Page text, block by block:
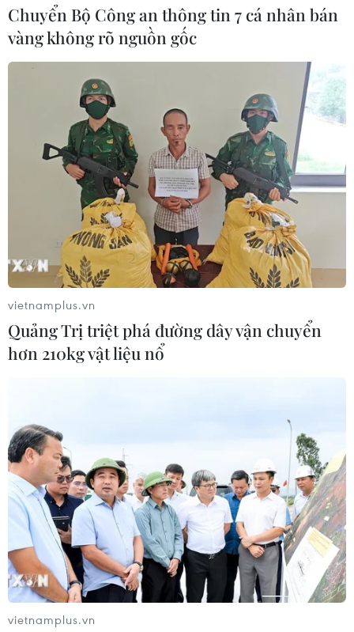
Đà Nẵng 7 ngày không có ca mắc COVID-
19 trong cộng đồng
28/06/2021 13:18
Hiện Đà Nẵng đang điều trị 84 bệnh nhân COVID-19;
thực hiện cách ly, giám sát 536 trường hợp F1 và 1.592
trường hợp F2. Tất cả F1 đều được cách ly tập trung
hoặc tại cơ sở y tế.
Chuyển Bộ Công an thông tin 7 cá nhân bán
vàng không rõ nguồn gốc
vietnamplus.vn
Quảng Trị triệt phá đường dây vận chuyển
hơn 210kg vật liệu nổ
vietnamplus.vn